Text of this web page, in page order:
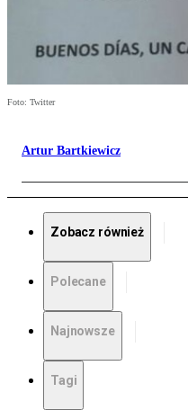
Foto: Twitter
Artur Bartkiewicz
Zobacz również
Polecane
Najnowsze
Tagi